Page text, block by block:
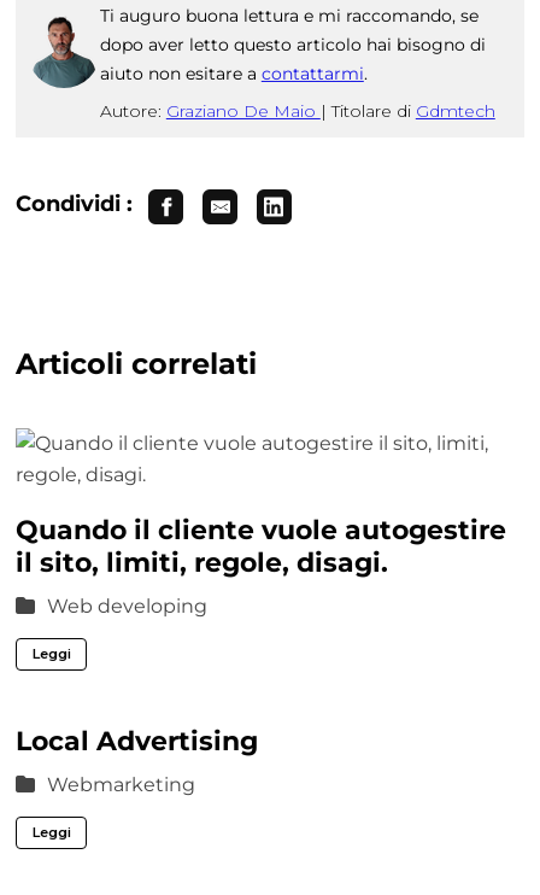
Ti auguro buona lettura e mi raccomando, se
dopo aver letto questo articolo hai bisogno di
aiuto non esitare a contattarmi.
Autore: Graziano De Maio | Titolare di Gdmtech
Condividi :
Articoli correlati
Quando il cliente vuole autogestire
il sito, limiti, regole, disagi.
Web developing
Leggi
Local Advertising
Webmarketing
Leggi